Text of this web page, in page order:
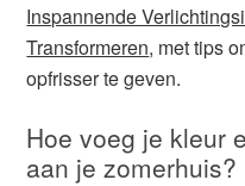
Inspannende
Transformeren, met tips
opfrisser te geven.
Hoe voeg je kleur
aan je zomerhuis?